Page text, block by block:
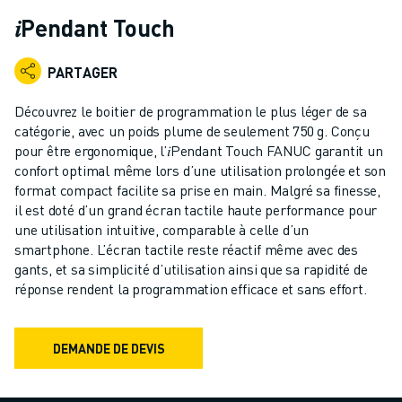
ROBOTS COLLABORATIFS
GAMME DE ROBOTS
CONTRÔLEURS DE ROBOTS
ACCESSOIRES POUR ROBOTS
LOGICIEL ROBOT
LOGICIEL DE SIMULATION
PRODUITS DE ROBOTIQUE ÉDUCATIVE
AUTOMATISATION DES ROBOTS
ROBOTS DE SOUDAGE À L'ARC
ROBOTS ARTICULÉS
SÉRIE ARC MATE
SÉRIE M-900
𝑖Pendant Touch
PARTAGER
Découvrez le boitier de programmation le plus léger de sa
catégorie, avec un poids plume de seulement 750 g. Conçu
pour être ergonomique, l’𝑖Pendant Touch FANUC garantit un
confort optimal même lors d’une utilisation prolongée et son
format compact facilite sa prise en main. Malgré sa finesse,
il est doté d’un grand écran tactile haute performance pour
une utilisation intuitive, comparable à celle d’un
smartphone. L’écran tactile reste réactif même avec des
gants, et sa simplicité d’utilisation ainsi que sa rapidité de
réponse rendent la programmation efficace et sans effort.
DEMANDE DE DEVIS